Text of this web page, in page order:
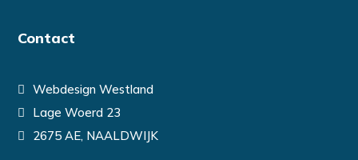
Contact
Webdesign Westland
Lage Woerd 23
2675 AE, NAALDWIJK